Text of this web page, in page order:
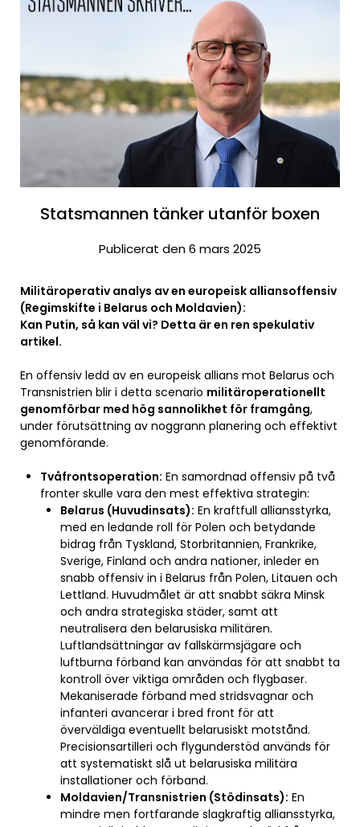
Statsmannen tänker utanför boxen
Publicerat den 6 mars 2025
Militäroperativ analys av en europeisk alliansoffensiv
(Regimskifte i Belarus och Moldavien):
Kan Putin, så kan väl vi? Detta är en ren spekulativ
artikel.
En offensiv ledd av en europeisk allians mot Belarus och
Transnistrien blir i detta scenario militäroperationellt
genomförbar med hög sannolikhet för framgång,
under förutsättning av noggrann planering och effektivt
genomförande.
Tvåfrontsoperation: En samordnad offensiv på två
fronter skulle vara den mest effektiva strategin:
Belarus (Huvudinsats): En kraftfull alliansstyrka,
med en ledande roll för Polen och betydande
bidrag från Tyskland, Storbritannien, Frankrike,
Sverige, Finland och andra nationer, inleder en
snabb offensiv in i Belarus från Polen, Litauen och
Lettland. Huvudmålet är att snabbt säkra Minsk
och andra strategiska städer, samt att
neutralisera den belarusiska militären.
Luftlandsättningar av fallskärmsjägare och
luftburna förband kan användas för att snabbt ta
kontroll över viktiga områden och flygbaser.
Mekaniserade förband med stridsvagnar och
infanteri avancerar i bred front för att
överväldiga eventuellt belarusiskt motstånd.
Precisionsartilleri och flygunderstöd används för
att systematiskt slå ut belarusiska militära
installationer och förband.
Moldavien/Transnistrien (Stödinsats): En
mindre men fortfarande slagkraftig alliansstyrka,